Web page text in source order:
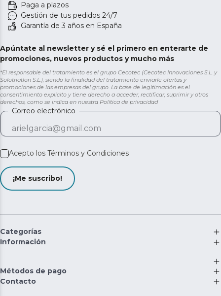
Paga a plazos
Gestión de tus pedidos 24/7
Garantía de 3 años en España
Apúntate al newsletter y sé el primero en enterarte de
promociones, nuevos productos y mucho más
*El responsable del tratamiento es el grupo Cecotec (Cecotec Innovaciones S.L. y
Solotriatlon S.L.), siendo la finalidad del tratamiento enviarle ofertas y
promociones de las empresas del grupo. La base de legitimación es el
consentimiento explícito y tiene derecho a acceder, rectificar, suprimir y otros
derechos, como se indica en nuestra Política de privacidad
Correo electrónico
Acepto los Términos y Condiciones
¡Me suscribo!
Categorías
Información
Métodos de pago
Contacto